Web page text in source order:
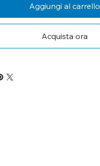
Aggiungi al carrello
Acquista ora